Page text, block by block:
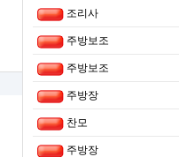
조리사
주방보조
주방보조
주방장
찬모
주방장